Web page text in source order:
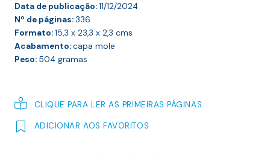
Data de publicação:11/12/2024
Nº de páginas:336
Formato:15,3 x 23,3 x 2,3 cms
Acabamento:capa mole
Peso: 504 gramas
CLIQUE PARA LER AS PRIMEIRAS PÁGINAS
ADICIONAR AOS FAVORITOS